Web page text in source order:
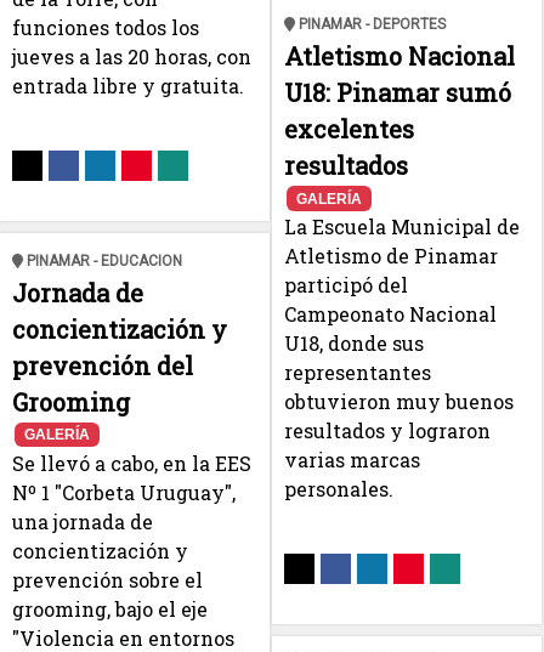
funciones todos los
jueves a las 20 horas, con
entrada libre y gratuita.
PINAMAR - EDUCACION
Jornada de
concientización y
prevención del
Grooming
GALERÍA
Se llevó a cabo, en la EES
Nº 1 "Corbeta Uruguay",
una jornada de
concientización y
prevención sobre el
grooming, bajo el eje
"Violencia en entornos
PINAMAR - DEPORTES
Atletismo Nacional
U18: Pinamar sumó
excelentes
resultados
GALERÍA
La Escuela Municipal de
Atletismo de Pinamar
participó del
Campeonato Nacional
U18, donde sus
representantes
obtuvieron muy buenos
resultados y lograron
varias marcas
personales.